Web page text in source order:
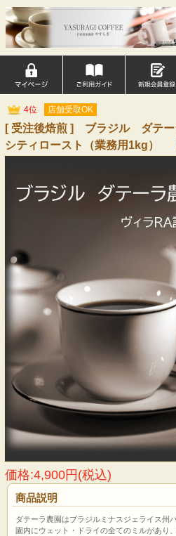
4位 店舗受取OK
[ 受注後焙煎 ] ブラジル ダテ
シティロースト（業務用1kg）
価格:4,900円(税込)
商品説明
ダテーラ農園はブラジルミナスジェライス州
園内にウェット・ドライの全てのミルがあり